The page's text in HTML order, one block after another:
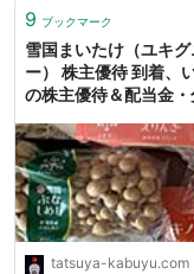
9 ブックマーク
雪国まいたけ（ユキ
ー） 株主優待 到着、
の株主優待＆配当金
tatsuya-kabuyu.com